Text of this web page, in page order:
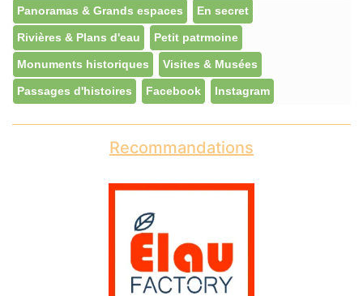
Panoramas & Grands espaces En secret
Rivières & Plans d'eau Petit patrmoine
Monuments historiques Visites & Musées
Passages d'histoires Facebook Instagram
Recommandations